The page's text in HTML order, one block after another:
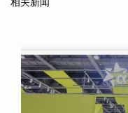
相关新闻